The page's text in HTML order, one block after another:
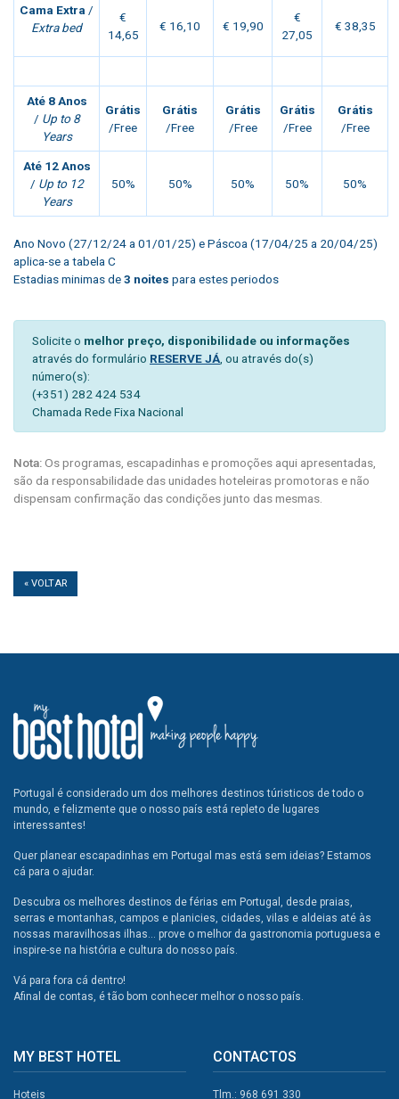
Cama Extra /
Extra bed
€
14,65
€ 16,10 € 19,90
€
27,05
€ 38,35
Até 8 Anos
/ Up to 8
Years
Grátis
/Free
Grátis
/Free
Grátis
/Free
Grátis
/Free
Grátis
/Free
Até 12 Anos
/ Up to 12
Years
50% 50% 50% 50% 50%
Ano Novo (27/12/24 a 01/01/25) e Páscoa (17/04/25 a 20/04/25)
aplica-se a tabela C
Estadias minimas de3 noites para estes periodos
Solicite o melhor preço, disponibilidade ou informações
através do formulário RESERVE JÁ , ou através do(s)
número(s):
(+351) 282 424 534
Chamada Rede Fixa Nacional
Nota:Os programas, escapadinhas e promoções aqui apresentadas,
são da responsabilidade das unidades hoteleiras promotoras e não
dispensam confirmação das condições junto das mesmas.
« VOLTAR
Portugal é considerado um dos melhores destinos túristicos de todo o
mundo, e felizmente que o nosso país está repleto de lugares
interessantes!
Quer planear escapadinhas em Portugal mas está sem ideias? Estamos
cá para o ajudar.
Descubra os melhores destinos de férias em Portugal, desde praias,
serras e montanhas, campos e planicies, cidades, vilas e aldeias até às
nossas maravilhosas ilhas... prove o melhor da gastronomia portuguesa e
inspire-se na história e cultura do nosso país.
Vá para fora cá dentro!
Afinal de contas, é tão bom conhecer melhor o nosso país.
MY BEST HOTEL
Hoteis
CONTACTOS
Tlm.: 968 691 330